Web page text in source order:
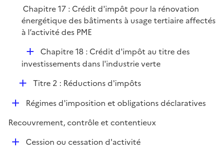
rl
i
e
Chapitre 17 : Crédit d'impôt pour la rénovation
énergétique des bâtiments à usage tertiaire affectés
à l’activité des PME
D
é
l
e
r
Chapitre 18 : Crédit d'impôt au titre des
investissements dans l'industrie verte
D
p
i
e
Titre 2 : Réductions d'impôts
D
p
Régimes d'imposition et obligations déclaratives
Recouvrement, contrôle et contentieux
DCession ou cessation d'activité